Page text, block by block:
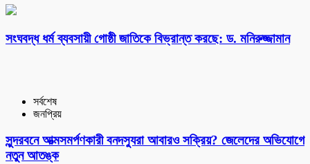
সংঘবদ্ধ ধর্ম ব্যবসায়ী গোষ্ঠী জাতিকে বিভ্রান্ত করছে: ড. মনিরুজ্জামান
সর্বশেষ
জনপ্রিয়
সুন্দরবনে আত্মসমর্পণকারী বনদস্যুরা আবারও সক্রিয়? জেলেদের অভিযোগে
নতুন আতঙ্ক